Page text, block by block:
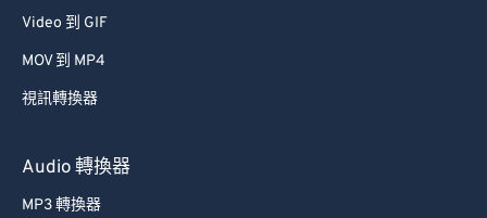
Video 到 GIF
MOV 到 MP4
視訊轉換器
Audio 轉換器
MP3 轉換器